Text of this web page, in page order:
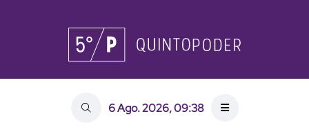
6 Ago. 2026, 09:38